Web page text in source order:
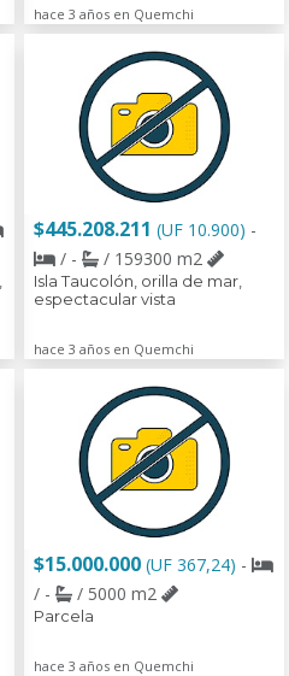
hace 3 años en Quemchi
$445.208.211 (UF 10.900) -
/ -
/ 159300 m2
Isla Taucolón, orilla de mar,
espectacular vista
hace 3 años en Quemchi
$15.000.000 (UF 367,24) -
/ -
/ 5000 m2
Parcela
hace 3 años en Quemchi